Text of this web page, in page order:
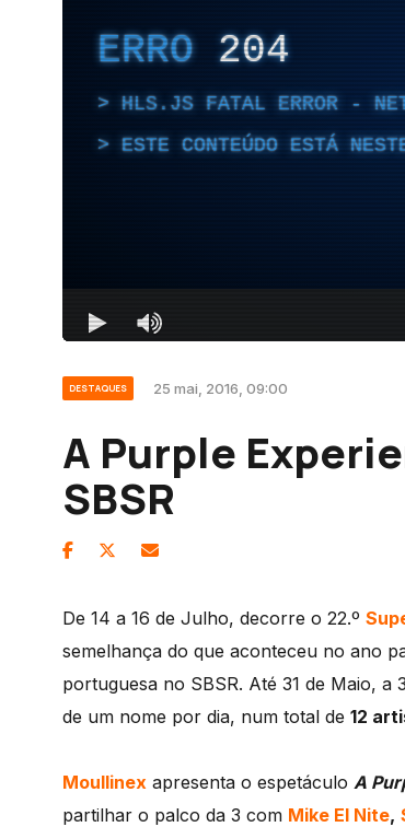
DESTAQUES 25 mai, 2016, 09:00
A Purple
SBSR
De 14 a 16 de Julho, decorre o 22.º
semelhança do que aconteceu no ano
portuguesa no SBSR. Até 31 de Maio,
de um nome por dia, num total de 12
Moullinex apresenta o espetáculo A
partilhar o palco da 3 com Mike El Nite,